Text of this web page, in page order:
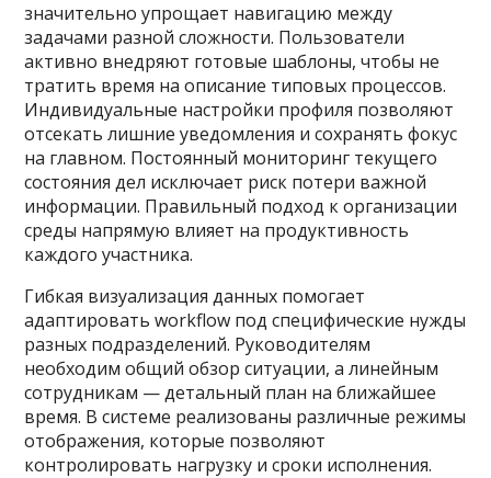
значительно упрощает навигацию между
задачами разной сложности. Пользователи
активно внедряют готовые шаблоны, чтобы не
тратить время на описание типовых процессов.
Индивидуальные настройки профиля позволяют
отсекать лишние уведомления и сохранять фокус
на главном. Постоянный мониторинг текущего
состояния дел исключает риск потери важной
информации. Правильный подход к организации
среды напрямую влияет на продуктивность
каждого участника.
Гибкая визуализация данных помогает
адаптировать workflow под специфические нужды
разных подразделений. Руководителям
необходим общий обзор ситуации, а линейным
сотрудникам — детальный план на ближайшее
время. В системе реализованы различные режимы
отображения, которые позволяют
контролировать нагрузку и сроки исполнения.